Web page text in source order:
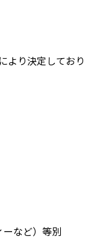
より決定しており
など）等別